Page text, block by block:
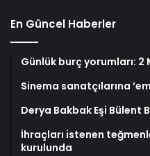
En Güncel Haberler
Günlük burç yorumları: 2
Sinema sanatçılarına
Derya Bakbak Eşi Bülent
İhraçları istenen
kurulunda